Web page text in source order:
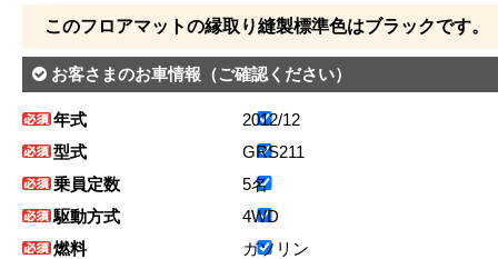
このフロアマットの縁取り縫製標準色はブラックです。
お客さまのお車情報 （ご確認ください）
年式
2012/12
型式
GRS211
乗員定数
5名
駆動方式
4WD
燃料
ガソリン